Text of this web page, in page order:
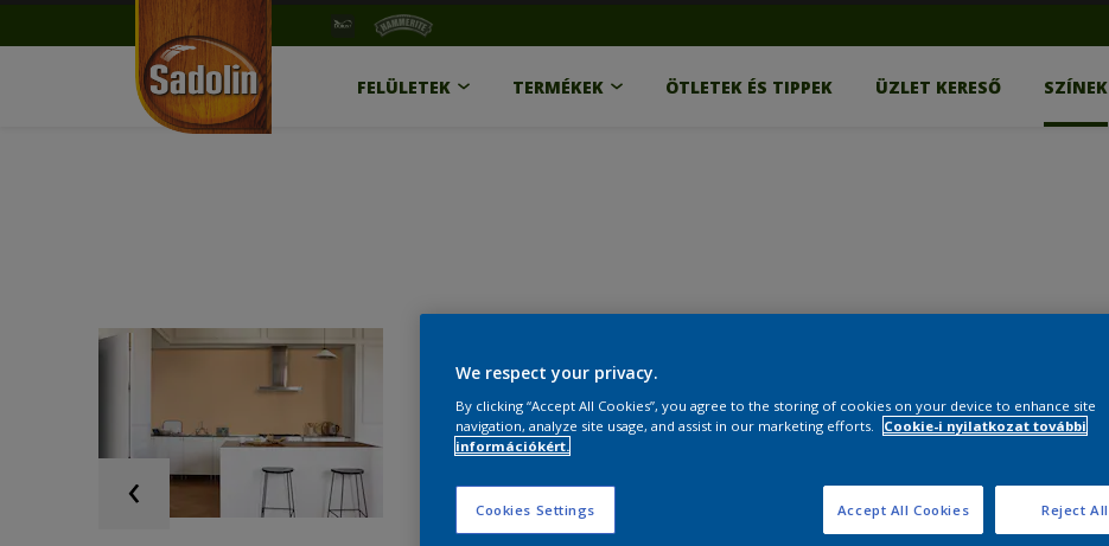
FELÜLETEK TERMÉKEK ÖTLETEK ÉS TIPPEK ÜZLET KERESŐ SZÍNEK
We respect your privacy.
By clicking “Accept All Cookies”, you agree to the storing of cookies on your device to enhance site
navigation, analyze site usage, and assist in our marketing efforts.
Cookie-i nyilatkozat további
információkért.
Cookies Settings Reject All
Accept All Cookies